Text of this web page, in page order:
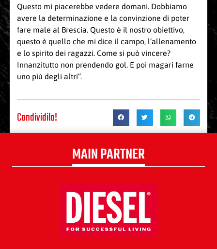
Questo mi piacerebbe vedere domani. Dobbiamo
avere la determinazione e la convinzione di poter
fare male al Brescia. Questo è il nostro obiettivo,
questo è quello che mi dice il campo, l’allenamento
e lo spirito dei ragazzi. Come si può vincere?
Innanzitutto non prendendo gol. E poi magari farne
uno più degli altri”.
Condividilo!
MAIN PARTNER